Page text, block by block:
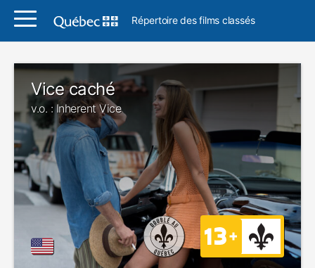
Répertoire des films classés
Vice caché
v.o. : Inherent Vice